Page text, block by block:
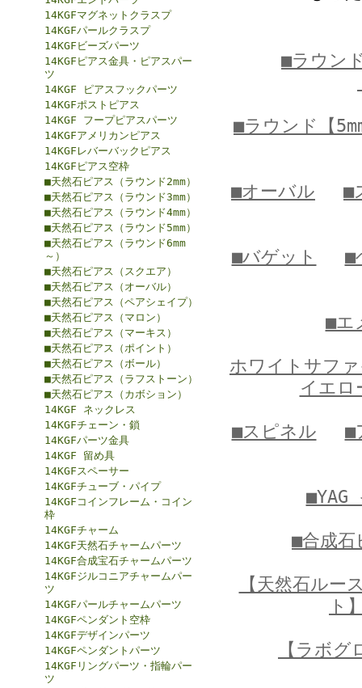
14KGFマグネットクラスプ
14KGFパールクラスプ
14KGFビーズパーツ
14KGFピアス金具・ピアスパー
ツ
14KGF ピアスフックパーツ
14KGFポストピアス
14KGF フープピアスパーツ
14KGFアメリカンピアス
14KGFレバーバックピアス
14KGFピアス空枠
■天然石ピアス（ラウンド2mm）
■天然石ピアス（ラウンド3mm）
■天然石ピアス（ラウンド4mm）
■天然石ピアス（ラウンド5mm）
■天然石ピアス（ラウンド6mm
～）
■天然石ピアス（スクエア）
■天然石ピアス（オーバル）
■天然石ピアス（ペアシェイプ）
■天然石ピアス（マロン）
■天然石ピアス（マーキス）
■天然石ピアス（ポイント）
■天然石ピアス（ボール）
■天然石ピアス（ラフストーン）
■天然石ピアス（カボション）
14KGF ネックレス
14KGFチェーン・鎖
14KGFパーツ金具
14KGF 留め具
14KGFスペーサー
14KGFチューブ・パイプ
14KGFコインフレーム・コイン
枠
14KGFチャーム
14KGF天然石チャームパーツ
14KGF合成宝石チャームパーツ
14KGFジルコニアチャームパー
ツ
14KGFパールチャームパーツ
14KGFペンダント空枠
14KGFデザインパーツ
14KGFペンダントパーツ
14KGFリングパーツ・指輪パー
ツ
■ラウン
■ラウンド【
■オーバル ■
■バゲット ■
■エ
ホワイトサフ
イエロ
■スピネル ■
■YAG
■合成石
【天然石ルー
ト
【ラボ